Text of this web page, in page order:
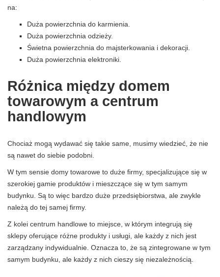
na:
Duża powierzchnia do karmienia.
Duża powierzchnia odzieży.
Świetna powierzchnia do majsterkowania i dekoracji.
Duża powierzchnia elektroniki.
Różnica między domem
towarowym a centrum
handlowym
Chociaż mogą wydawać się takie same, musimy wiedzieć, że nie
są nawet do siebie podobni.
W tym sensie domy towarowe to duże firmy, specjalizujące się w
szerokiej gamie produktów i mieszczące się w tym samym
budynku. Są to więc bardzo duże przedsiębiorstwa, ale zwykle
należą do tej samej firmy.
Z kolei centrum handlowe to miejsce, w którym integrują się
sklepy oferujące różne produkty i usługi, ale każdy z nich jest
zarządzany indywidualnie. Oznacza to, że są zintegrowane w tym
samym budynku, ale każdy z nich cieszy się niezależnością.